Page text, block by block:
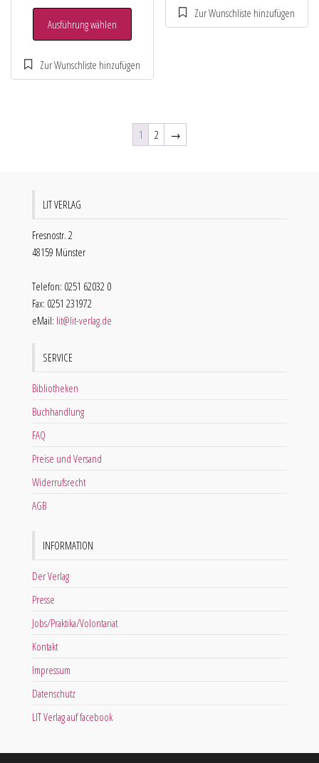
Ausführung wählen
1 2 →
LIT VERLAG
Fresnostr. 2
48159 Münster
Telefon: 0251 62032 0
Fax: 0251 231972
eMail: lit@lit-verlag.de
SERVICE
Bibliotheken
Buchhandlung
FAQ
Preise und Versand
Widerrufsrecht
AGB
INFORMATION
Der Verlag
Presse
Jobs/Praktika/Volontariat
Kontakt
Impressum
Datenschutz
LIT Verlag auf facebook